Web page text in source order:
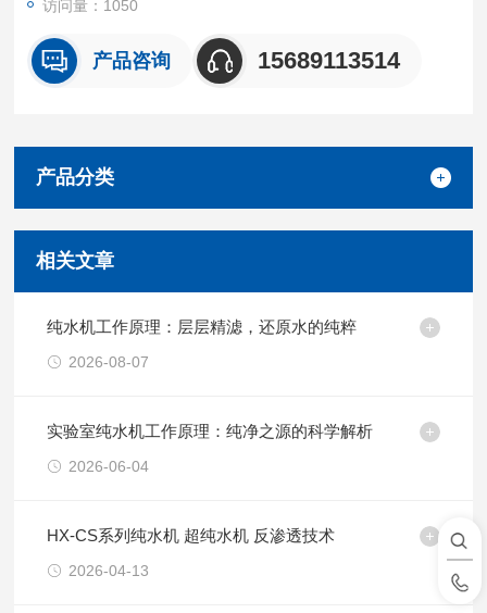
访问量：1050
产品咨询 15689113514
产品分类
相关文章
纯水机工作原理：层层精滤，还原水的纯粹
2026-08-07
实验室纯水机工作原理：纯净之源的科学解析
2026-06-04
HX-CS系列纯水机 超纯水机 反渗透技术
2026-04-13